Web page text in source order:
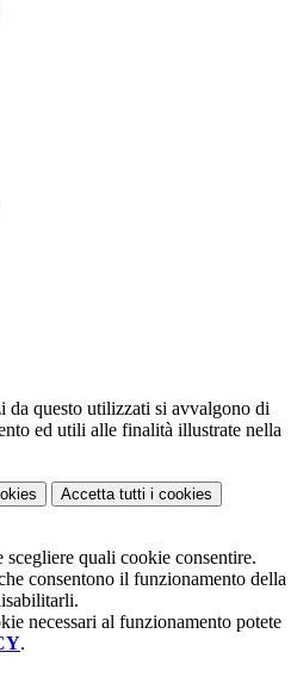
da questo utilizzati si avvalgono di
ed utili alle finalità illustrate nella
Accetta tutti i cookies
scegliere quali cookie consentire.
consentono il funzionamento della
necessari al funzionamento potete
.